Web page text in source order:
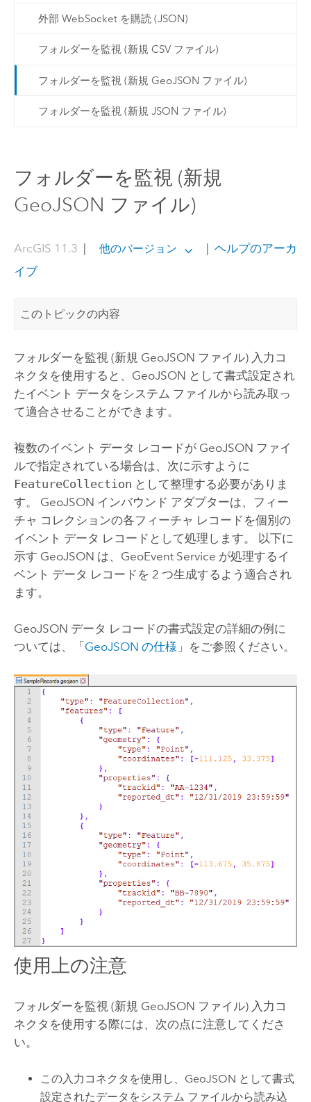
外部 WebSocket を購読 (JSON)
フォルダーを監視 (新規 CSV ファイル)
フォルダーを監視 (新規 GeoJSON ファイル)
フォルダーを監視 (新規 JSON ファイル)
フォルダーを監視 (新規
GeoJSON ファイル)
ArcGIS 11.3 他のバージョン
ヘルプのアーカ
イブ
このトピックの内容
フォルダーを監視 (新規 GeoJSON ファイル) 入力コ
ネクタを使用すると、GeoJSON として書式設定され
たイベント データをシステム ファイルから読み取っ
て適合させることができます。
複数のイベント データ レコードが GeoJSON ファイ
ルで指定されている場合は、次に示すように
FeatureCollection として整理する必要がありま
す。 GeoJSON インバウンド アダプターは、フィー
チャ コレクションの各フィーチャ レコードを個別の
イベント データ レコードとして処理します。 以下に
示す GeoJSON は、GeoEvent Service が処理するイ
ベント データ レコードを 2 つ生成するよう適合され
ます。
GeoJSON データ レコードの書式設定の詳細の例に
ついては、「 GeoJSON の仕様 」をご参照ください。
使用上の注意
フォルダーを監視 (新規 GeoJSON ファイル) 入力コ
ネクタを使用する際には、次の点に注意してくださ
い。
この入力コネクタを使用し、GeoJSON として書式
設定されたデータをシステム ファイルから読み込